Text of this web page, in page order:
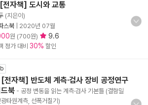
자책] 도시와 교통
(지은이)
스북
2020년 07월
원 (700원) 9.6
정가 대비 30% 할인
자책] 반도체 계측·검사 장비 공정연구
북 - 공정 변동을 읽는 계측·검사 기본틀 (결함밀
타원계측, 선폭거칠기)